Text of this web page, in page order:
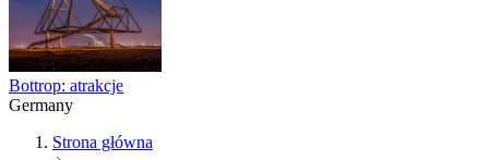
Bottrop: atrakcje
Germany
Strona główna